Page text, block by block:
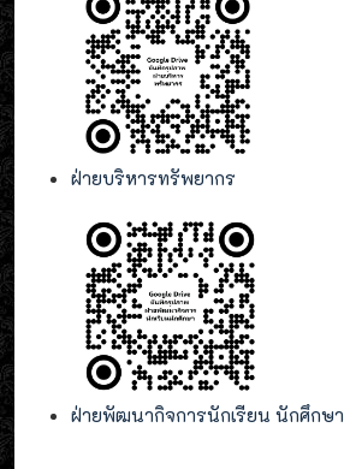
ฝ่ายบริหารทรัพยากร
ฝ่ายพัฒนากิจการนักเรียน นักศึกษา